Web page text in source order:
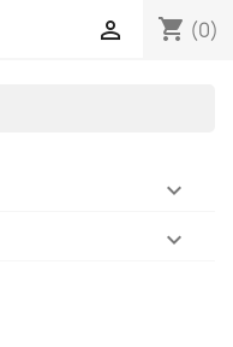
shopping_cart (0)


